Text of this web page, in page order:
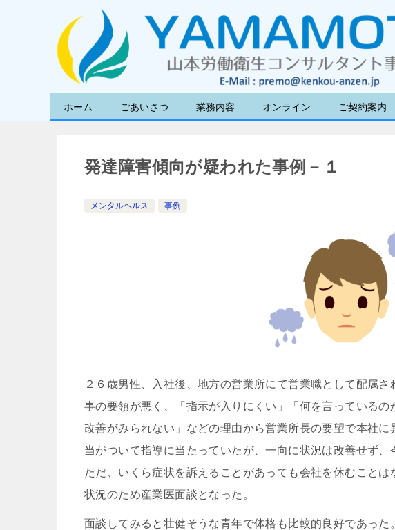
ホーム ごあいさつ 業務内容 オンライン ご契約案内
発達障害傾向が疑われた事例－１
メンタルヘルス 事例
２６歳男性、入社後、地方の営業所にて営業職として配属
事の要領が悪く、「指示が入りにくい」「何を言っている
改善がみられない」などの理由から営業所長の要望で本社
当がついて指導に当たっていたが、一向に状況は改善せず、
ただ、いくら症状を訴えることがあっても会社を休むこと
状況のため産業医面談となった。
面談してみると壮健そうな青年で体格も比較的良好であっ